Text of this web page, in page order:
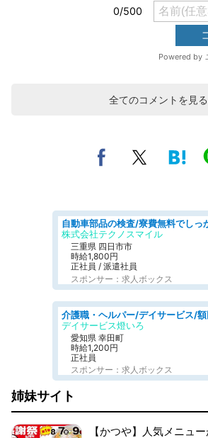
全てのコメントを見る
株式会社テクノスマイル
三重県 四日市市
時給1,800円
正社員 / 派遣社員
スポンサー：求人ボックス
デイサービス燈いろ
愛知県 幸田町
時給1,200円
正社員
スポンサー：求人ボックス
姉妹サイト
【かつや】人気メニュ